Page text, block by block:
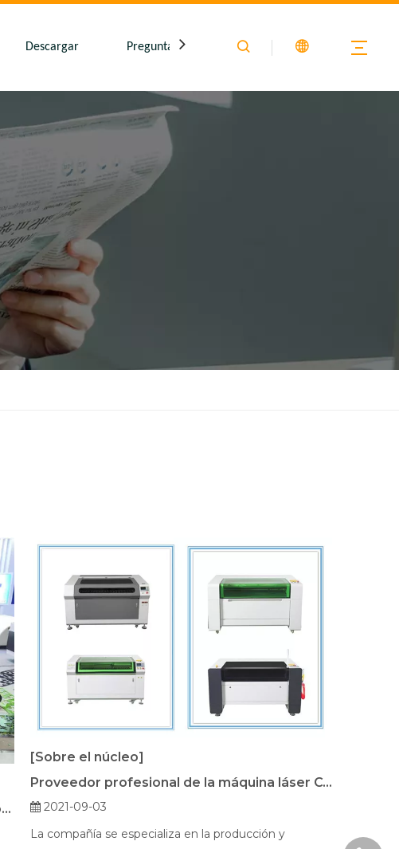
Descargar Preguntas más frecuentes Contáctenos
Máquina de corte por láser de tornillo de bolas 240W 1390
[Sobre el núcleo]
Proveedor profesional de la máquina láser CO2
2021-09-03
La compañía se especializa en la producción y